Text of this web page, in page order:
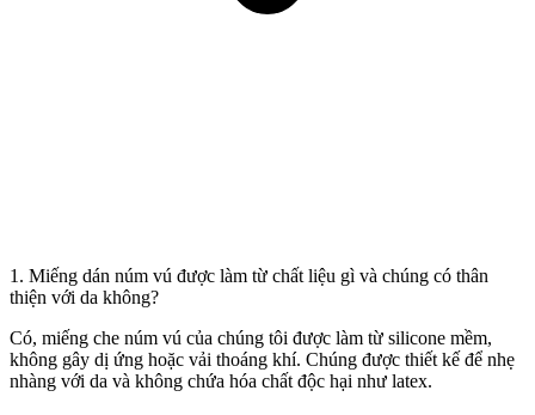
1. Miếng dán núm vú được làm từ chất liệu gì và chúng có thân
thiện với da không?
Có, miếng che núm vú của chúng tôi được làm từ silicone mềm,
không gây dị ứng hoặc vải thoáng khí. Chúng được thiết kế để nhẹ
nhàng với da và không chứa hóa chất độc hại như latex.